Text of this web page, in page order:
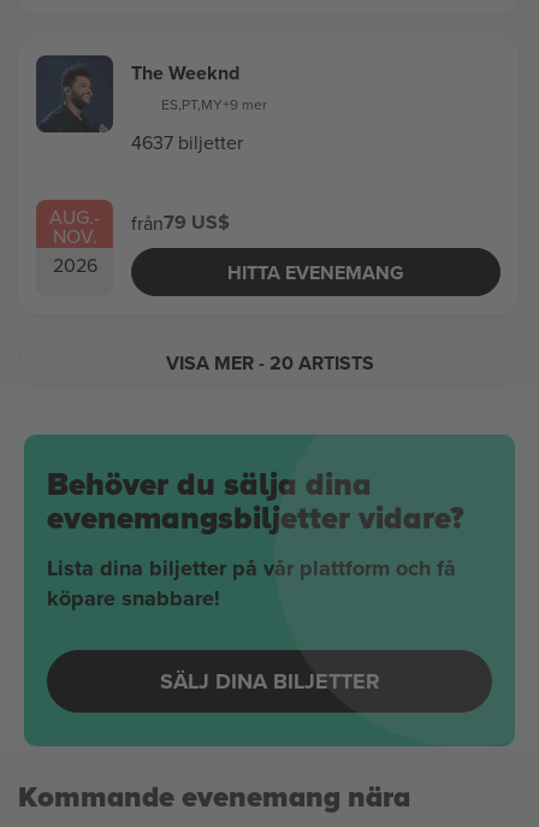
AUG.-
NOV.
2026
The Weeknd
ES,PT,MY+9 mer
4637 biljetter
från79 US$
HITTA EVENEMANG
VISA MER- 20 ARTISTS
Behöver du sälja dina
evenemangsbiljetter vidare?
Lista dina biljetter på vår plattform och få
köpare snabbare!
SÄLJ DINA BILJETTER
Kommande evenemang nära